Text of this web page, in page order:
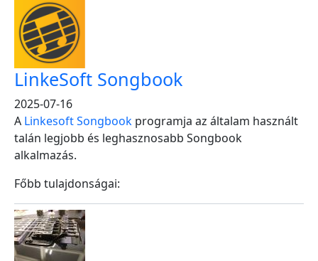
LinkeSoft Songbook
2025-07-16
A Linkesoft Songbook programja az általam használt
talán legjobb és leghasznosabb Songbook
alkalmazás.
Főbb tulajdonságai: